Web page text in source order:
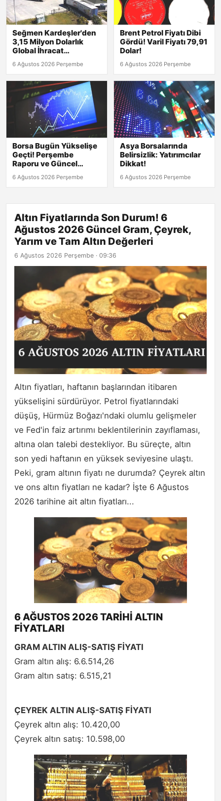
Seğmen Kardeşler'den
3,15 Milyon Dolarlık
Global İhracat
6 Ağustos 2026 Perşembe
Brent Petrol Fiyatı Dibi
Gördü! Varil Fiyatı 79,91
Dolar!
6 Ağustos 2026 Perşembe
Borsa Bugün Yükselişe
Geçti! Perşembe
Raporu ve Güncel
6 Ağustos 2026 Perşembe
Asya Borsalarında
Belirsizlik: Yatırımcılar
Dikkat!
6 Ağustos 2026 Perşembe
Altın Fiyatlarında Son Durum! 6
Ağustos 2026 Güncel Gram, Çeyrek,
Yarım ve Tam Altın Değerleri
6 Ağustos 2026 Perşembe · 09:36
Altın fiyatları, haftanın başlarından itibaren
yükselişini sürdürüyor. Petrol fiyatlarındaki
düşüş, Hürmüz Boğazı'ndaki olumlu gelişmeler
ve Fed'in faiz artırımı beklentilerinin zayıflaması,
altına olan talebi destekliyor. Bu süreçte, altın
son yedi haftanın en yüksek seviyesine ulaştı.
Peki, gram altının fiyatı ne durumda? Çeyrek altın
ve ons altın fiyatları ne kadar? İşte 6 Ağustos
2026 tarihine ait altın fiyatları...
6 AĞUSTOS 2026 TARİHİ ALTIN
FİYATLARI
GRAM ALTIN ALIŞ-SATIŞ FİYATI
Gram altın alış: 6.6.514,26
Gram altın satış: 6.515,21
ÇEYREK ALTIN ALIŞ-SATIŞ FİYATI
Çeyrek altın alış: 10.420,00
Çeyrek altın satış: 10.598,00